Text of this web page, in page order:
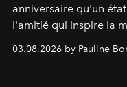
anniversaire qu'un
l'amitié qui inspire la
03.08.2026 by Pauline